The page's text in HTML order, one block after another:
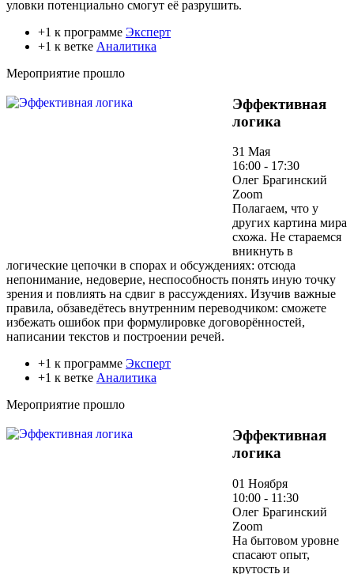
уловки потенциально смогут её разрушить.
+1 к программе Эксперт
+1 к ветке Аналитика
Мероприятие прошло
Эффективная
логика
31 Мая
16:00 - 17:30
Олег Брагинский
Zoom
Полагаем, что у
других картина мира
схожа. Не стараемся
вникнуть в
логические цепочки в спорах и обсуждениях: отсюда
непонимание, недоверие, неспособность понять иную точку
зрения и повлиять на сдвиг в рассуждениях. Изучив важные
правила, обзаведётесь внутренним переводчиком: сможете
избежать ошибок при формулировке договорённостей,
написании текстов и построении речей.
+1 к программе Эксперт
+1 к ветке Аналитика
Мероприятие прошло
Эффективная
логика
01 Ноября
10:00 - 11:30
Олег Брагинский
Zoom
На бытовом уровне
спасают опыт,
крутость и